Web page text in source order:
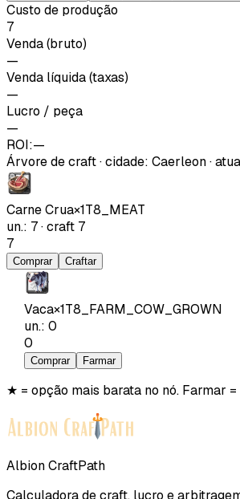
Custo de produção
7
Venda (bruto)
—
Venda líquida (taxas)
—
Lucro / peça
—
ROI:—
Árvore de craft·cidade: Caerleon·
Carne Crua×1T8_MEAT
un.: 7·craft 7
7
Comprar Craftar
Vaca×1T8_FARM_COW_GROWN
un.: 0
0
Comprar Farmar
★ = opção mais barata no nó. Farmar
Albion CraftPath
Calculadora de craft, lucro e